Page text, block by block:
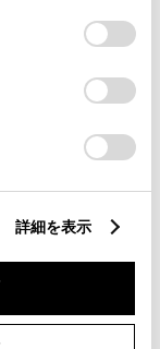
れることに同
オプトアウト、
ては、当社の
て
」をご覧くだ
詳細を表示